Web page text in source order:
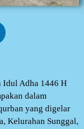
Idul Adha 1446 H
dalam
yang digelar
Kelurahan Sunggal,